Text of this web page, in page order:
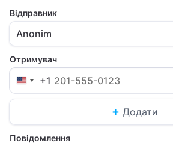
Відправник
Anonim
Отримувач
+1
Додати
Повідомлення